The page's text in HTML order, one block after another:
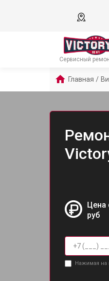
Сервисный
Главная /
Цена
руб
Нажимая на